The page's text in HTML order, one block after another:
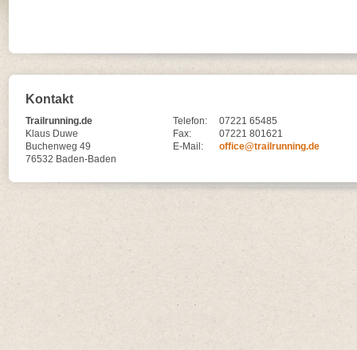
Kontakt
Trailrunning.de
Klaus Duwe
Buchenweg 49
76532 Baden-Baden
Telefon:
07221 65485
Fax:
07221 801621
E-Mail:
office@trailrunning.de